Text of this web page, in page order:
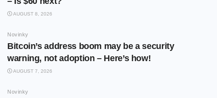
AUGUST 8, 2026
Novinky
Bitcoin’s address boom may be a security
warning, not adoption – Here’s how!
AUGUST 7, 2026
Novinky